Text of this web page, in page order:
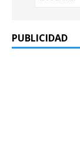
PUBLICIDAD